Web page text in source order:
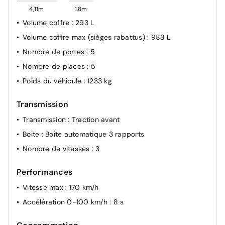
Alarme
Contrôle de traction (TCS)
ESP
Système E-Call
véhicule
Vitres électriques AV/AR dont vitre conducteur à
impulsion
2 ports USB Type A
7 Airbags (frontaux, latéraux, rideaux et central)
Boîte automatique 3 rapports
4,11m 1,8m
Volume coffre : 293 L
Volume coffre max (sièges rabattus) : 983 L
Nombre de portes: 5
Nombre de places: 5
Poids du véhicule : 1233 kg
Transmission
Transmission: Traction avant
Boite : Boîte automatique 3 rapports
Nombre de vitesses : 3
Performances
Vitesse max : 170 km/h
Accélération 0-100 km/h : 8 s